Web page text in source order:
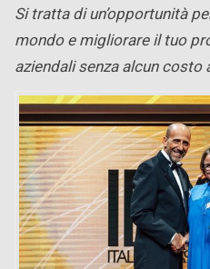
Si tratta di un’opportunità
mondo e migliorare il tuo
aziendali senza alcun costo